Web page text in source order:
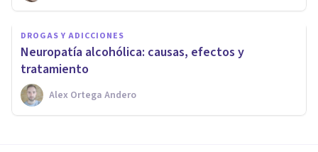
DROGAS Y ADICCIONES
Neuropatía alcohólica: causas, efectos y
tratamiento
Alex Ortega Andero